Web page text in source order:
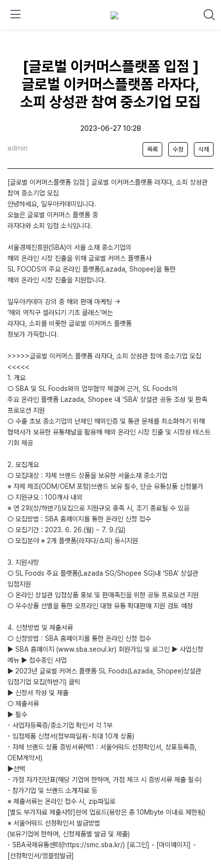
[글로벌 이커머스플랫폼 입점 ]
글로벌 이커머스플랫폼 라자다,
소피 상성관 참여 중소기업 모집
2023-06-27 10:28
admin 목록 수정 삭제
[글로벌 이커머스플랫폼 입점 ] 글로벌 이커머스플랫폼 라자다, 소피 상성관
참여 중소기업 모집
안녕하세요, 일우아카데미입니다.
오늘은 글로벌 이커머스 플랫폼 중
라자다와 소피 입점 소식입니다.
서울경제진흥원(SBA)이 서울 소재 중소기업의
해외 온라인 시장 진출을 위해 글로벌 커머스 플랫폼사
SL FOODS의 주요 온라인 플랫폼(Lazada, Shopee)을 통한
해외 온라인 시장 진출을 지원합니다.
일우아카데미 강의 중 해외 판매 마케팅 →
‘해외 역직구 셀러되기 기초 클래스’에는
라자다, 소피를 비롯한 글로벌 이커머스 플랫폼
정보가 가득합니다.
>>>>>글로벌 이커머스 플랫폼 라자다, 소피 상성관 참여 중소기업 모집
<<<<<
1. 개요
○ SBA 및 SL Foods와의 업무협약 체결에 근거, SL Foods의
주요 온라인 플랫폼 Lazada, Shopee 내 ‘SBA’ 상설관 공동 조성 및 판촉
프로모션 지원
○ 수출 초보 중소기업의 난제인 해외인증 및 통관 문제를 최소화하기 위해
협력사가 보유한 유통채널을 활용해 해외 온라인 시장 진출 및 시장성 테스트
기회 제공
2. 모집개요
○ 모집대상 : 자체 브랜드 상품을 보유한 서울소재 중소기업
※ 자체 제조(ODM/OEM 포함)브랜드 보유 필수, 단순 유통상품 신청불가
○ 지원규모 : 100개사 내외
※ 연 2회(상/하반기)모집으로 지원규모 충족 시, 조기 종료될 수 있음
○ 모집방법 : SBA 홈페이지를 통한 온라인 신청 접수
○ 모집기간 : 2023. 6. 26.(월) ~ 7. 9.(일)
○ 모집분야 ※ 2개 플랫폼(라자다/쇼피) 동시지원
3. 지원사항
○ SL Foods 주요 플랫폼(Lazada SG/Shopee SG)내 ‘SBA’ 상설관
입점지원
○ 온라인 상설관 입점상품 홍보 및 판매촉진을 위한 공동 프로모션 지원
○ 우수상품 선별을 통한 오프라인 대형 유통 확대판매 지원 검토 예정
4. 신청방법 및 제출서류
○ 신청방법 : SBA 홈페이지를 통한 온라인 신청 접수
▶ SBA 홈페이지 (www.sba.seoul.kr) 회원가입 및 로그인 ▶ 사업신청
메뉴 ▶ 접수중인 사업
▶ 2023년 글로벌 커머스 플랫폼 SL Foods(Lazada, Shopee)상설관
입점기업 모집(하반기) 클릭
▶ 신청서 작성 및 제출
○ 제출서류
▶ 필수
- 사업자등록증/중소기업 확인서 각 1부
- 입점제품 신청서(첨부파일有-최대 10개 상품)
- 자체 브랜드 상품 증빙서류(택1 : 서울어워드 선정확인서, 상표등록증,
OEM계약서)
▶선택
- 가점 자가진단표(해당 기업에 한하며, 가점 체크 시 증빙서류 제출 필수)
- 참가기업 및 브랜드 소개자료 등
※ 제출서류는 온라인 접수 시, zip파일로
[별도 부가자료 제출사항]란에 업로드(용량은 총 10Mbyte 이내로 제한됨)
※ 서울어워드 선정확인서 발급방법
(보유기업에 한하며, 신청제품별 발급 및 제출)
- SBA국제유통센터(https://smc.sba.kr/) [로그인] - [마이페이지] -
[선정확인서/엠블럼발급]